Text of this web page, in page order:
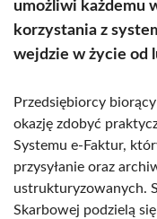
umożliwi każdemu
korzystania z
wejdzie w życie od
Przedsiębiorcy
okazję zdobyć
Systemu e-Faktur,
przysyłanie oraz
ustrukturyzowanych.
Skarbowej podzielą